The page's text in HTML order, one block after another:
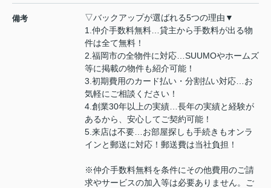
備考
▽バックアップが選ばれる5つの理由▼
1.仲介手数料無料…貸主から手数料が出る物
件は全て無料！
2.福岡市の全物件に対応…SUUMOやホームズ
等に掲載の物件も紹介可能！
3.初期費用のカード払い・分割払い対応…お
気軽にご相談ください！
4.創業30年以上の実績…長年の実績と経験が
あるから、安心してご契約可能！
5.来店は不要…お部屋探しも手続きもオンラ
インと郵送に対応！郵送費は当社負担！
※仲介手数料無料を条件にその他費用のご請
求やサービスの加入等は必要ありません。ご